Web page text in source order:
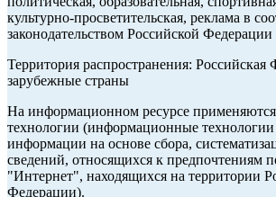
культурно-просветительская, реклама в
законодательством Российской Федерации
Территория распространения: Российская
зарубежные страны
На информационном ресурсе
технологии (информационные технологии
информации на основе сбора,
сведений, относящихся к предпочтениям
"Интернет", находящихся на территории
Федерации).